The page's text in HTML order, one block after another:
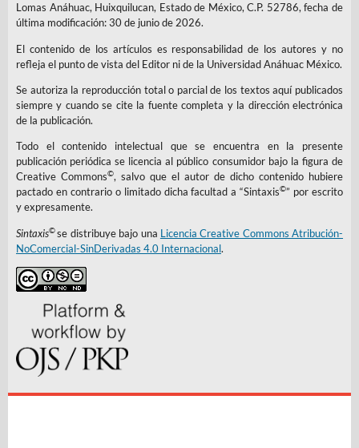
Lomas Anáhuac, Huixquilucan, Estado de México, C.P. 52786, fecha de
última modificación: 30 de junio de 2026.
El contenido de los artículos es responsabilidad de los autores y no
refleja el punto de vista del Editor ni de la Universidad Anáhuac México.
Se autoriza la reproducción total o parcial de los textos aquí publicados
siempre y cuando se cite la fuente completa y la dirección electrónica
de la publicación.
Todo el contenido intelectual que se encuentra en la presente
publicación periódica se licencia al público consumidor bajo la figura de
Creative Commons©, salvo que el autor de dicho contenido hubiere
pactado en contrario o limitado dicha facultad a “Sintaxis©” por escrito
y expresamente.
Sintaxis©se distribuye bajo una Licencia Creative Commons Atribución-
NoComercial-SinDerivadas 4.0 Internacional.